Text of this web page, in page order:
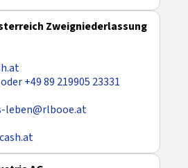
Zweigniederlassung
+49 89 219905 23331
leben@rlbooe.at